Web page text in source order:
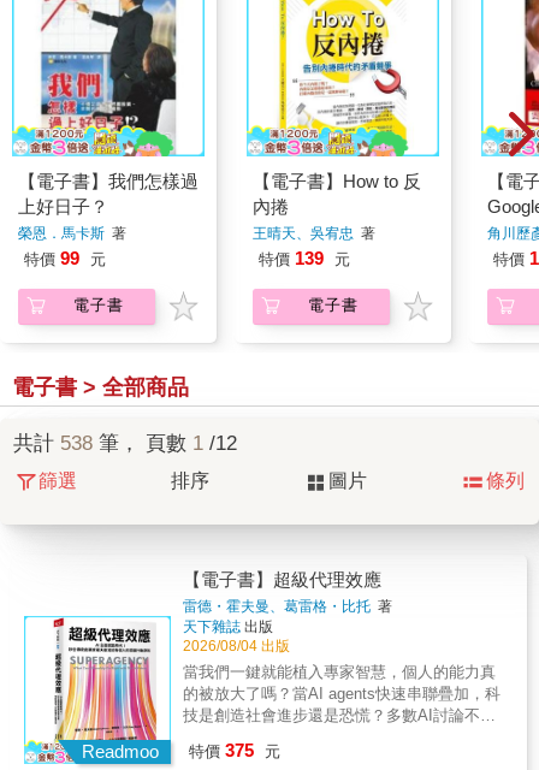
【電子書】我們怎樣過
上好日子？
榮恩．馬卡斯 著
特價 99 元
電子書
【電子書】How to 反
內捲
王晴天、吳宥忠 著
特價 139 元
電子書
【電
武器
角川歷
特價
電子書 > 全部商品
共計 538 筆， 頁數 1 /12
篩選 排序 圖片 條列
Readmoo
【電子書】超級代理效應
雷德・霍夫曼、葛雷格・比托 著
天下雜誌 出版
2026/08/04 出版
當我們一鍵就能植入專家智慧，個人的能力真
的被放大了嗎？當AI agents快速串聯疊加，科
技是創造社會進步還是恐慌？多數AI討論不是
出另一條路：在真實世界中持續行動、驗證與
特價 375 元